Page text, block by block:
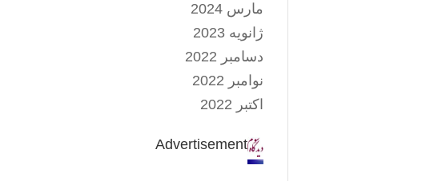
مارس 2024
ژانویه 2023
دسامبر 2022
نوامبر 2022
اکتبر 2022
Advertisement